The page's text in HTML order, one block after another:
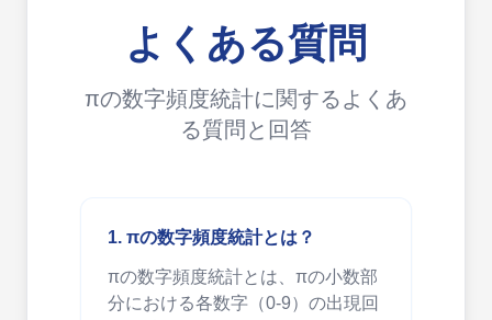
よくある質問
πの数字頻度統計に関するよくあ
る質問と回答
1. πの数字頻度統計とは？
πの数字頻度統計とは、πの小数部
分における各数字（0-9）の出現回